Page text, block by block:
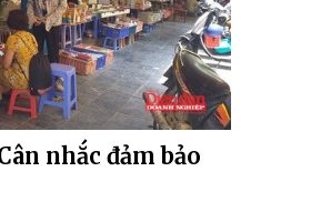
nhắc đảm bảo